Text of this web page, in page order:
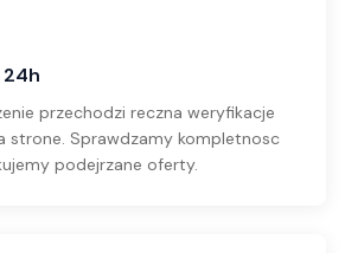
przechodzi reczna weryfikacje
strone. Sprawdzamy kompletnosc
podejrzane oferty.